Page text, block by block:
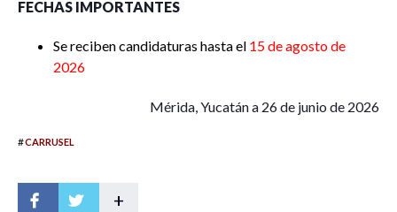
FECHAS IMPORTANTES
Se reciben candidaturas hasta el 15 de agosto de
2026
Mérida, Yucatán a 26 de junio de 2026
#CARRUSEL
+